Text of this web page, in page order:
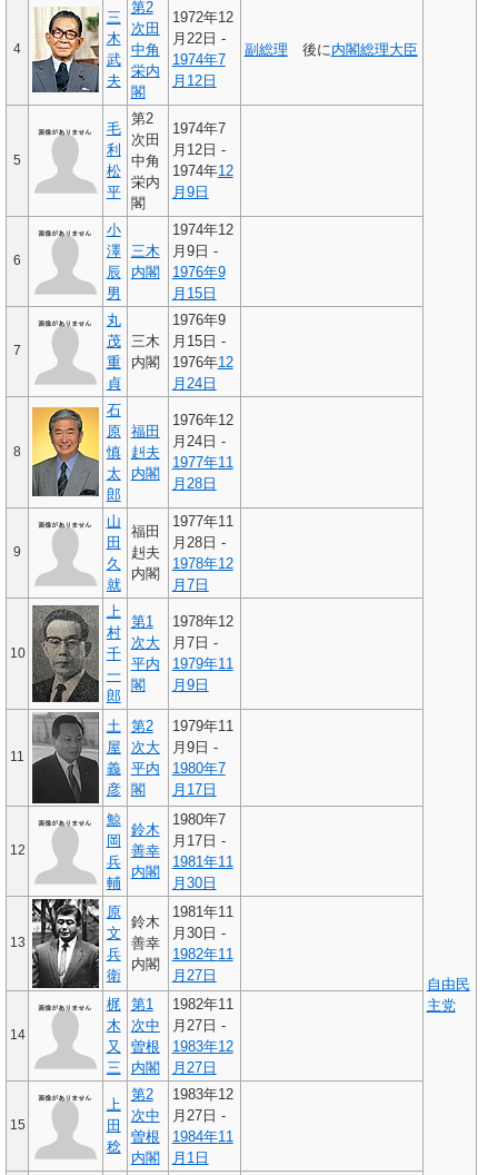
自由民
主党
4
三
木
武
夫
第2
次田
中角
栄内
閣
1972年12
月22日 -
1974年7
月12日
副総理 後に内閣総理大臣
5
毛
利
松
平
第2
次田
中角
栄内
閣
1974年7
月12日 -
1974年12
月9日
6
小
澤
辰
男
三木
内閣
1974年12
月9日 -
1976年9
月15日
7
丸
茂
重
貞
三木
内閣
1976年9
月15日 -
1976年12
月24日
8
石
原
慎
太
郎
福田
赳夫
内閣
1976年12
月24日 -
1977年11
月28日
9
山
田
久
就
福田
赳夫
内閣
1977年11
月28日 -
1978年12
月7日
10
上
村
千
一
郎
第1
次大
平内
閣
1978年12
月7日 -
1979年11
月9日
11
土
屋
義
彦
第2
次大
平内
閣
1979年11
月9日 -
1980年7
月17日
12
鯨
岡
兵
輔
鈴木
善幸
内閣
1980年7
月17日 -
1981年11
月30日
13
原
文
兵
衛
鈴木
善幸
内閣
1981年11
月30日 -
1982年11
月27日
14
梶
木
又
三
第1
次中
曽根
内閣
1982年11
月27日 -
1983年12
月27日
15
上
田
稔
第2
次中
曽根
内閣
1983年12
月27日 -
1984年11
月1日